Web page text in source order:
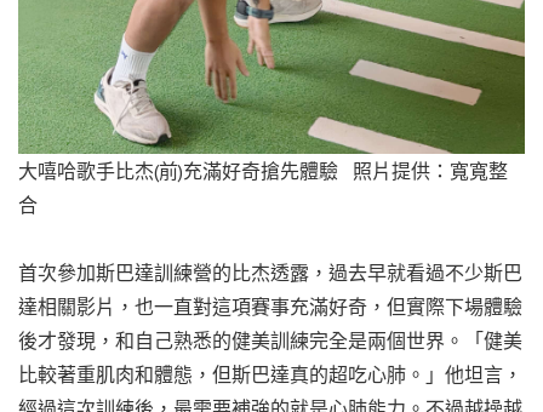
大嘻哈歌手比杰(前)充滿好奇搶先體驗 照片提供：寬寬整
合
首次參加斯巴達訓練營的比杰透露，過去早就看過不少斯巴
達相關影片，也一直對這項賽事充滿好奇，但實際下場體驗
後才發現，和自己熟悉的健美訓練完全是兩個世界。「健美
比較著重肌肉和體態，但斯巴達真的超吃心肺。」他坦言，